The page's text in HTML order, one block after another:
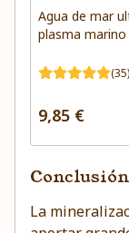
Agua de mar
plasma
(35)
9,85 €
Conclusión
La